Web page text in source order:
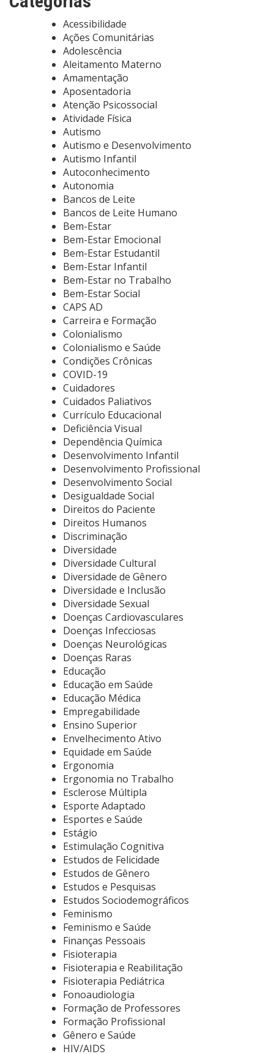
Acessibilidade
Ações Comunitárias
Adolescência
Aleitamento Materno
Amamentação
Aposentadoria
Atenção Psicossocial
Atividade Física
Autismo
Autismo e Desenvolvimento
Autismo Infantil
Autoconhecimento
Autonomia
Bancos de Leite
Bancos de Leite Humano
Bem-Estar
Bem-Estar Emocional
Bem-Estar Estudantil
Bem-Estar Infantil
Bem-Estar no Trabalho
Bem-Estar Social
CAPS AD
Carreira e Formação
Colonialismo
Colonialismo e Saúde
Condições Crônicas
COVID-19
Cuidadores
Cuidados Paliativos
Currículo Educacional
Deficiência Visual
Dependência Química
Desenvolvimento Infantil
Desenvolvimento Profissional
Desenvolvimento Social
Desigualdade Social
Direitos do Paciente
Direitos Humanos
Discriminação
Diversidade
Diversidade Cultural
Diversidade de Gênero
Diversidade e Inclusão
Diversidade Sexual
Doenças Cardiovasculares
Doenças Infecciosas
Doenças Neurológicas
Doenças Raras
Educação
Educação em Saúde
Educação Médica
Empregabilidade
Ensino Superior
Envelhecimento Ativo
Equidade em Saúde
Ergonomia
Ergonomia no Trabalho
Esclerose Múltipla
Esporte Adaptado
Esportes e Saúde
Estágio
Estimulação Cognitiva
Estudos de Felicidade
Estudos de Gênero
Estudos e Pesquisas
Estudos Sociodemográficos
Feminismo
Feminismo e Saúde
Finanças Pessoais
Fisioterapia
Fisioterapia e Reabilitação
Fisioterapia Pediátrica
Fonoaudiologia
Formação de Professores
Formação Profissional
Gênero e Saúde
HIV/AIDS